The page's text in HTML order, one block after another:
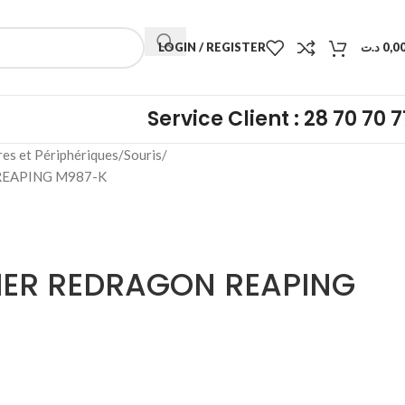
LOGIN / REGISTER د.ت
Service Client : 28 70 70
et Périphériques Souris
M987-K
REDRAGON REAPING